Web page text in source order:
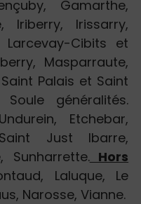
Gamarthe,
Iriberry, Irissarry,
Larcevay-Cibits et
Masparraute,
Palais et Saint
Soule généralités.
Etchebar,
Just Ibarre,
Sunharrette.Hors
Laluque, Le
Narosse, Vianne.